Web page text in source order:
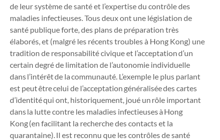
de leur système de santé et l’expertise du contrôle des
maladies infectieuses. Tous deux ont une législation de
santé publique forte, des plans de préparation très
élaborés, et (malgré les récents troubles à Hong Kong) une
tradition de responsabilité civique et l’acceptation d’un
certain degré de limitation de l’autonomie individuelle
dans l’intérêt de la communauté. L’exemple le plus parlant
est peut être celui de l’acceptation généralisée des cartes
d’identité qui ont, historiquement, joué un rôle important
dans la lutte contre les maladies infectieuses à Hong
Kong (en facilitant la recherche des contacts et la
quarantaine). Il est reconnu que les contrôles de santé